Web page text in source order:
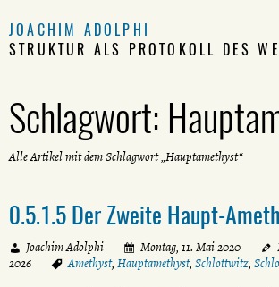
JOACHIM ADOLPHI
STRUKTUR ALS PROTOKOLL DES
Schlagwort:
Alle Artikel mit dem Schlagwort „Hauptamethyst“
0.5.1.5 Der Zweite Haupt-
Joachim Adolphi Montag, 11. Mai 2020
2026
Amethyst, Hauptamethyst, Schlottwitz,